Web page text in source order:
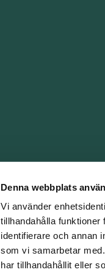
Denna webbplats
Vi använder
tillhandahålla
identifierare och annan
som vi samarbetar
har tillhandahållit eller